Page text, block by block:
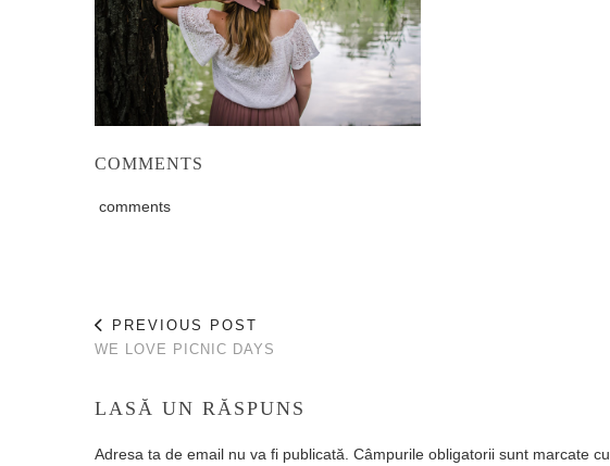
COMMENTS
comments
PREVIOUS POST
WE LOVE PICNIC DAYS
LASĂ UN RĂSPUNS
Adresa ta de email nu va fi publicată. Câmpurile obligatorii sunt marcate cu